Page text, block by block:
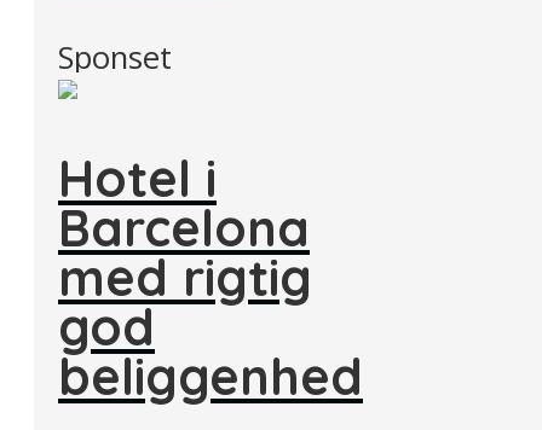
Sponset
Hotel i
Barcelona
med rigtig
god
beliggenhed